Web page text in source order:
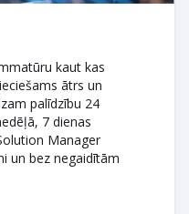
kaut kas
ātrs un
palīdzību 24
7 dienas
Manager
un bez negaidītām